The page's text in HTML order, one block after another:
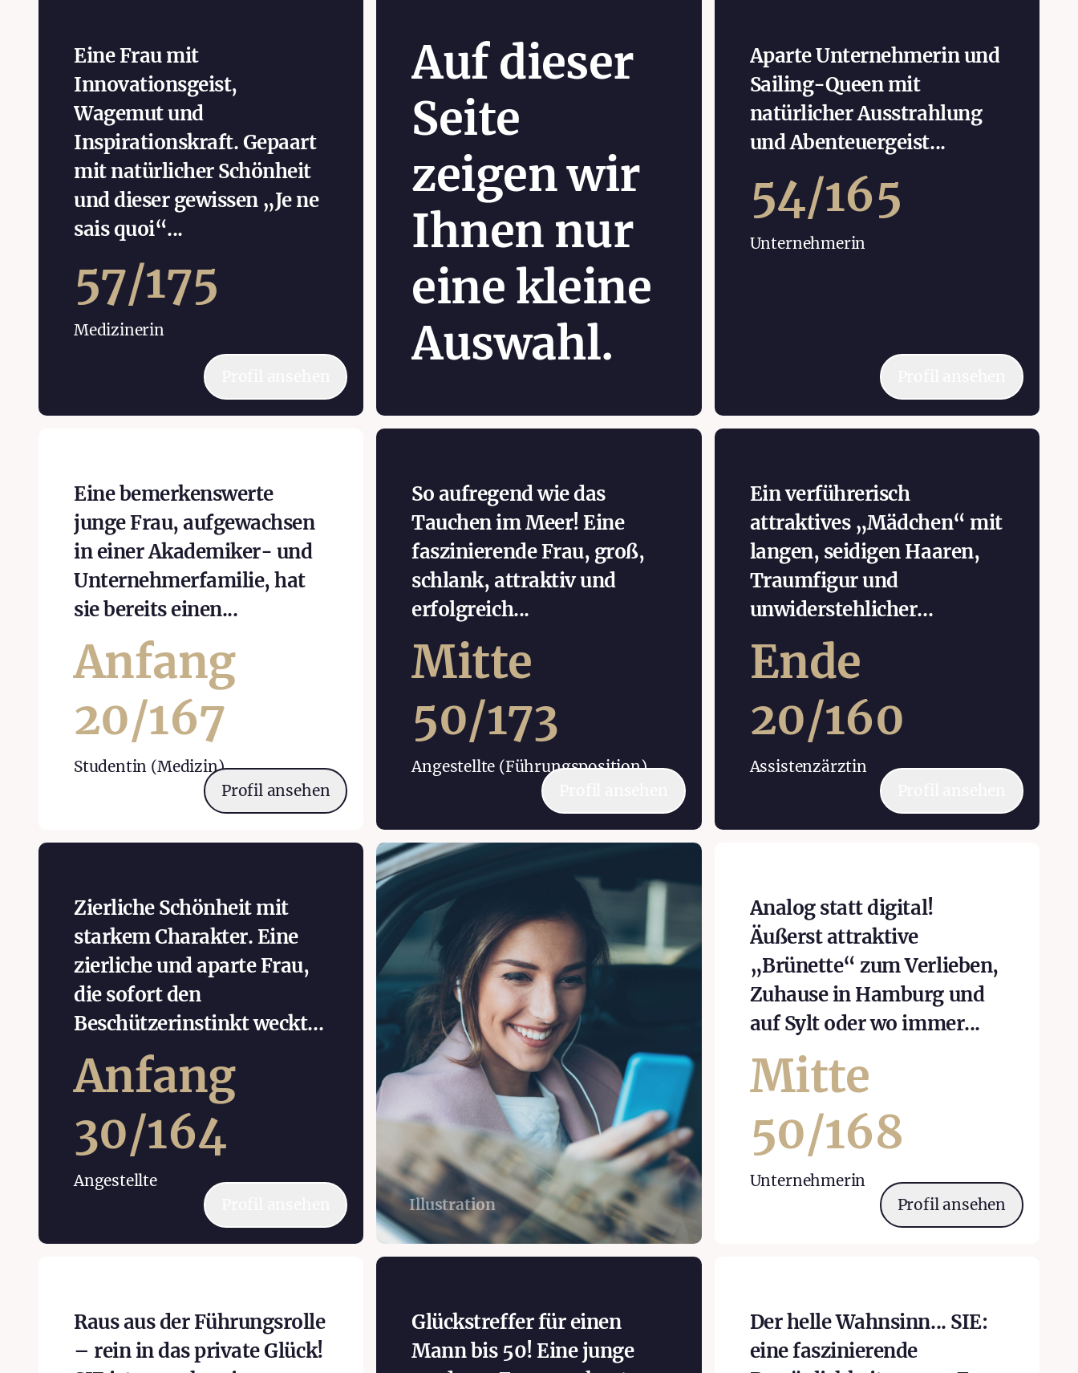
Eine Frau mit
Innovationsgeist,
Wagemut und
Inspirationskraft. Gepaart
mit natürlicher Schönheit
und dieser gewissen „Je ne
sais quoi“...
57/175
Medizinerin
Auf dieser
Seite
zeigen wir
Ihnen nur
eine kleine
Auswahl.
Aparte Unternehmerin und
Sailing-Queen mit
natürlicher Ausstrahlung
und Abenteuergeist...
54/165
Unternehmerin
Eine bemerkenswerte
junge Frau, aufgewachsen
in einer Akademiker- und
Unternehmerfamilie, hat
sie bereits einen...
Anfang
20/167
Studentin (Medizin)
Profil ansehen
So aufregend wie das
Tauchen im Meer! Eine
faszinierende Frau, groß,
schlank, attraktiv und
erfolgreich...
Mitte
50/173
Angestellte (Führungsposition)
Ein verführerisch
attraktives „Mädchen“ mit
langen, seidigen Haaren,
Traumfigur und
unwiderstehlicher...
Ende
20/160
Assistenzärztin
Zierliche Schönheit mit
starkem Charakter. Eine
zierliche und aparte Frau,
die sofort den
Beschützerinstinkt weckt...
Anfang
30/164
Angestellte
Illustration
Analog statt digital!
Äußerst attraktive
„Brünette“ zum Verlieben,
Zuhause in Hamburg und
auf Sylt oder wo immer...
Mitte
50/168
Unternehmerin
Profil ansehen
Raus aus der Führungsrolle
– rein in das private Glück!
Glückstreffer für einen
Mann bis 50! Eine junge
Der helle Wahnsinn... SIE:
eine faszinierende